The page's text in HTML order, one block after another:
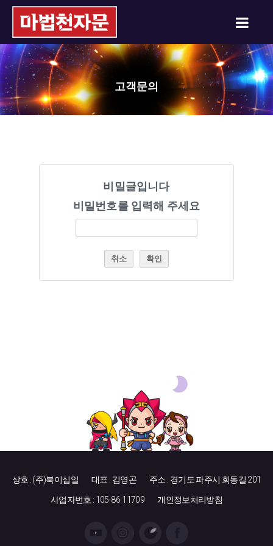
고객문의
비밀글입니다
비밀번호를 입력해 주세요
취소 확인
상호 : (주)북이십일 대표 : 김영곤 주소 : 경기도 파주시 회동길 201
사업자번호 : 105-86-11709 개인정보처리방침